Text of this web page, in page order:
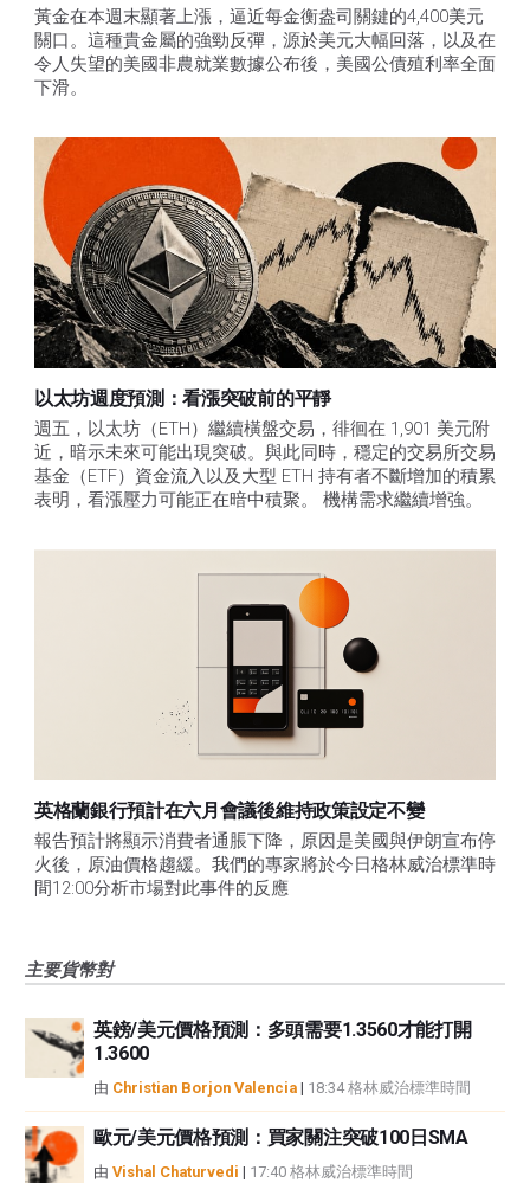
黃金在本週末顯著上漲，逼近每金衡盎司關鍵的4,400美元
關口。這種貴金屬的強勁反彈，源於美元大幅回落，以及在
令人失望的美國非農就業數據公布後，美國公債殖利率全面
下滑。
以太坊週度預測：看漲突破前的平靜
週五，以太坊（ETH）繼續橫盤交易，徘徊在 1,901 美元附
近，暗示未來可能出現突破。與此同時，穩定的交易所交易
基金（ETF）資金流入以及大型 ETH 持有者不斷增加的積累
表明，看漲壓力可能正在暗中積聚。 機構需求繼續增強。
英格蘭銀行預計在六月會議後維持政策設定不變
報告預計將顯示消費者通脹下降，原因是美國與伊朗宣布停
火後，原油價格趨緩。我們的專家將於今日格林威治標準時
間12:00分析市場對此事件的反應
主要貨幣對
英鎊/美元價格預測：多頭需要1.3560才能打開
1.3600
由 Christian Borjon Valencia | 18:34 格林威治標準時間
歐元/美元價格預測：買家關注突破100日SMA
由 Vishal Chaturvedi | 17:40 格林威治標準時間